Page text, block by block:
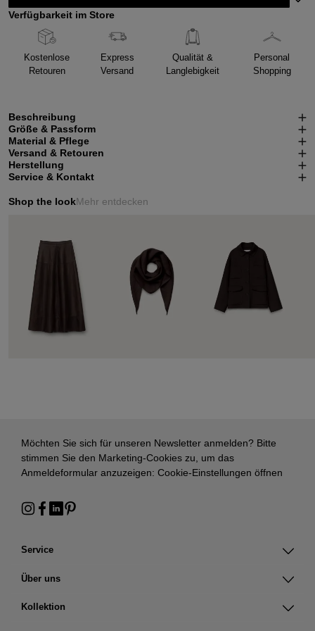
Verfügbarkeit im Store
Kostenlose
Retouren
Express
Versand
Qualität &
Langlebigkeit
Personal
Shopping
Beschreibung
Größe & Passform
Material & Pflege
Versand & Retouren
Herstellung
Service & Kontakt
Shop the lookMehr entdecken
Service
Über uns
Kollektion
Möchten Sie sich für unseren Newsletter anmelden? Bitte
stimmen Sie den Marketing-Cookies zu, um das
Anmeldeformular anzuzeigen: Cookie-Einstellungen öffnen